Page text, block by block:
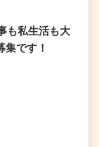
も私生活も大
です！